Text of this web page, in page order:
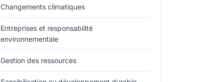
Changements climatiques
Entreprises et responsabilité
environnementale
Gestion des ressources